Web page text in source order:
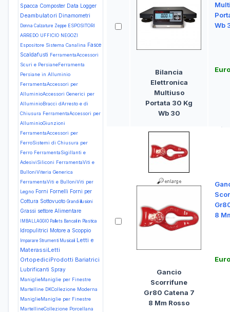
Spacca Composter Data Logger
Deambulatori Dinamometri
Donna Calzature Zeppe ESPOSITORI
ARREDO UFFICIO NEGOZI
Espositore Sistema Canalina Fasce
Scaldafusti FerramentaAccessori
Scuri e PersianeFerramenta
Persiane in Alluminio
FerramentaAccessori per
AlluminioAccessori Generici per
AlluminioBracci dArresto e di
Chiusura FerramentaAccessori per
AlluminioGiunzioni
FerramentaAccessori per
FerroSistemi di Chiusura per
Ferro FerramentaSigillanti e
AdesiviSiliconi FerramentaViti e
BulloniViteria Generica
FerramentaViti e BulloniViti per
Legno Forni Fornelli Forni per
Cottura Sottovuoto Grandi illusioni
Grassi settore Alimentare
IMBALLAGGIO Pallets Bancali in Plastica
Idropulitrici Motore a Scoppio
Imparare Strumenti Musicali Letti e
MaterassiLetti
OrtopediciProdotti Bariatrici
Lubrificanti Spray
ManiglieManiglie per Finestre
Martelline DKCollezione Moderna
ManiglieManiglie per Finestre
MartellineCollezione Porcellana
Bilancia
Elettronica
Multiuso
Portata 30 Kg
Wb 30
Wb
Gancio
Scorrifune
Gr80 Catena 7
8 Mm Rosso
8